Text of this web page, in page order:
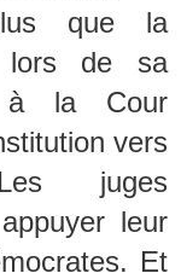
que la
lors de sa
à la Cour
vers
juges
leur
Et